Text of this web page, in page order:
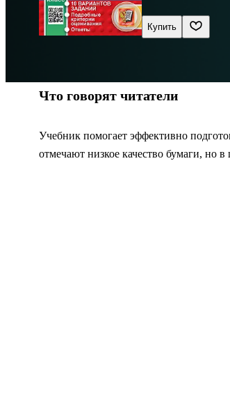
Купить
Что говорят читатели
Учебник помогает эффективно
отмечают низкое качество бумаги, но